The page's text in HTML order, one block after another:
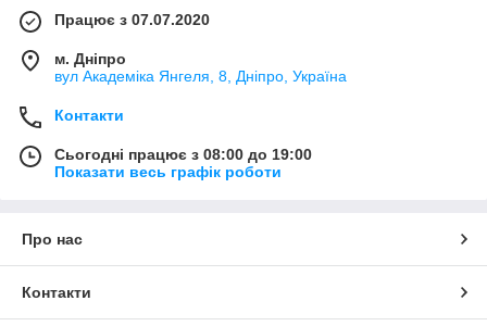
Працює з 07.07.2020
м. Дніпро
вул Академіка Янгеля, 8, Дніпро, Україна
Контакти
Сьогодні працює з 08:00 до 19:00
Показати весь графік роботи
Про нас
Контакти